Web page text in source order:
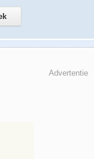
Advertentie